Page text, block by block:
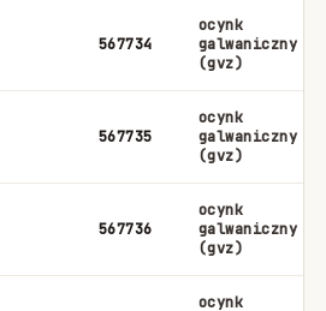
567734
ocynk
galwaniczny
(gvz)
567735
ocynk
galwaniczny
(gvz)
567736
ocynk
galwaniczny
(gvz)
ocynk